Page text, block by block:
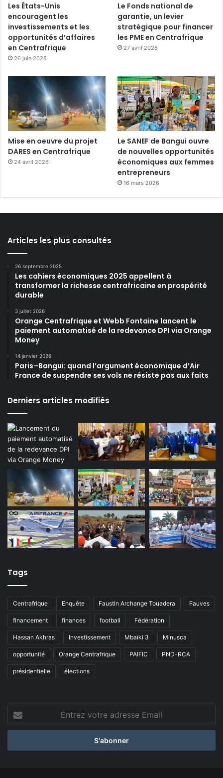
Les États-Unis
encouragent les
investissements et les
opportunités d’affaires
en Centrafrique
26 juin 2026
Le Fonds national de
garantie, un levier
stratégique pour financer
les PME en Centrafrique
27 avril 2026
Mise en oeuvre du projet
DARES en Centrafrique
24 avril 2026
Le SANEF de Bangui ouvre
de nouvelles opportunités
économiques aux femmes
entrepreneurs
16 mars 2026
Articles les plus consultés
26 septembre 2025
Les cahiers économiques 2025 appellent à
transformer la richesse centrafricaine en prospérité
durable
3 juillet 2026
Orange Centrafrique et Webb Fontaine lancent le
paiement automatisé de la redevance DPI via Orange
Money
14 janvier 2026
Paris–Bangui: quand l’argument économique d’Air
France de suspendre ses vols ne résiste pas aux faits
Derniers articles modifiés
Tags
Centrafrique Enquête Faustin Archange Touadera Fauves
financement finances football Fédération
Hassan Akhras Investissement Mbaïki 3 Minusca
opportunité Orange Centrafrique PAIFIC PND-RCA
présidentielle élections
votre
adresse